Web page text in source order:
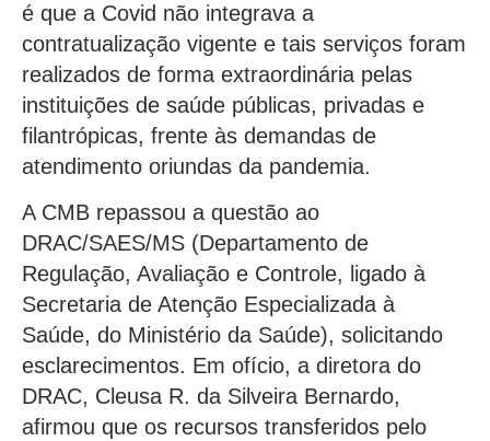
é que a Covid não integrava a
contratualização vigente e tais serviços foram
realizados de forma extraordinária pelas
instituições de saúde públicas, privadas e
filantrópicas, frente às demandas de
atendimento oriundas da pandemia.
A CMB repassou a questão ao
DRAC/SAES/MS (Departamento de
Regulação, Avaliação e Controle, ligado à
Secretaria de Atenção Especializada à
Saúde, do Ministério da Saúde), solicitando
esclarecimentos. Em ofício, a diretora do
DRAC, Cleusa R. da Silveira Bernardo,
afirmou que os recursos transferidos pelo